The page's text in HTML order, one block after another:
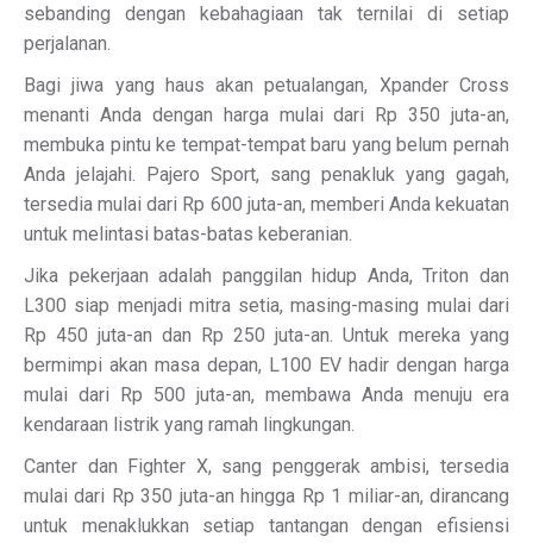
sebanding dengan kebahagiaan tak ternilai di setiap
perjalanan.
Bagi jiwa yang haus akan petualangan, Xpander Cross
menanti Anda dengan harga mulai dari Rp 350 juta-an,
membuka pintu ke tempat-tempat baru yang belum pernah
Anda jelajahi. Pajero Sport, sang penakluk yang gagah,
tersedia mulai dari Rp 600 juta-an, memberi Anda kekuatan
untuk melintasi batas-batas keberanian.
Jika pekerjaan adalah panggilan hidup Anda, Triton dan
L300 siap menjadi mitra setia, masing-masing mulai dari
Rp 450 juta-an dan Rp 250 juta-an. Untuk mereka yang
bermimpi akan masa depan, L100 EV hadir dengan harga
mulai dari Rp 500 juta-an, membawa Anda menuju era
kendaraan listrik yang ramah lingkungan.
Canter dan Fighter X, sang penggerak ambisi, tersedia
mulai dari Rp 350 juta-an hingga Rp 1 miliar-an, dirancang
untuk menaklukkan setiap tantangan dengan efisiensi